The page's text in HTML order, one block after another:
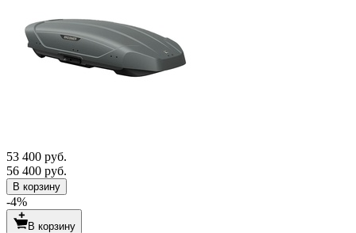
53 400 руб.
56 400 руб.
В корзину
-4%
В корзину